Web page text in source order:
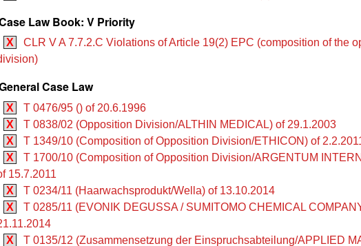
Law Book: V Priority
X
CLR V A 7.7.2.C Violations of Article 19(2) EPC (composition of the
Case Law
X
T 0476/95 () of 20.6.1996
X
T 0838/02 (Opposition Division/ALTHIN MEDICAL) of 29.1.2003
X
T 1349/10 (Composition of Opposition Division/ETHICON) of
X
T 1700/10 (Composition of Opposition Division/ARGENTUM
15.7.2011
X
T 0234/11 (Haarwachsprodukt/Wella) of 13.10.2014
X
T 0285/11 (EVONIK DEGUSSA / SUMITOMO CHEMICAL
X
T 0135/12 (Zusammensetzung der Einspruchsabteilung/APPLIED